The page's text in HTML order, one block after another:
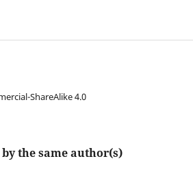
ShareAlike 4.0
the same author(s)